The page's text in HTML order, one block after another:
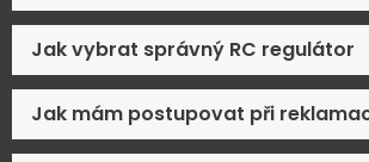
Jak vybrat správný RC regulátor
Jak mám postupovat při